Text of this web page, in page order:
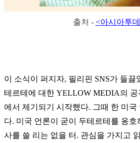
출처 - <아시아투
이 소식이 퍼지자, 필리핀 SNS가 들끓
테르테에 대한 YELLOW MEDIA의 공
에서 제기되기 시작했다. 그때 한 미
다. 미국 언론이 굳이 두테르테를 옹호
사를 쓸 리는 없을 터. 관심을 가지고